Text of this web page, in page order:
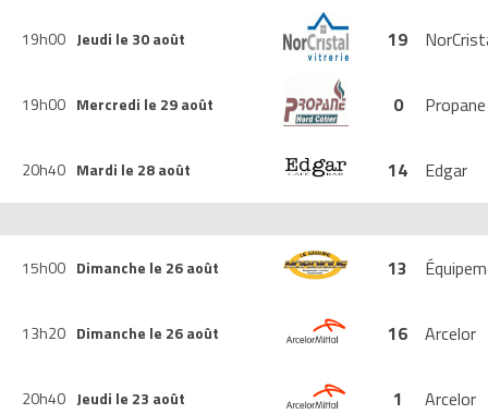
19h00 Jeudi le 30 août 19
19h00 Mercredi le 29 août 0
20h40 Mardi le 28 août 14 Edgar
15h00 Dimanche le 26 août 13
13h20 Dimanche le 26 août 16 Arcelor
20h40 Jeudi le 23 août 1 Arcelor